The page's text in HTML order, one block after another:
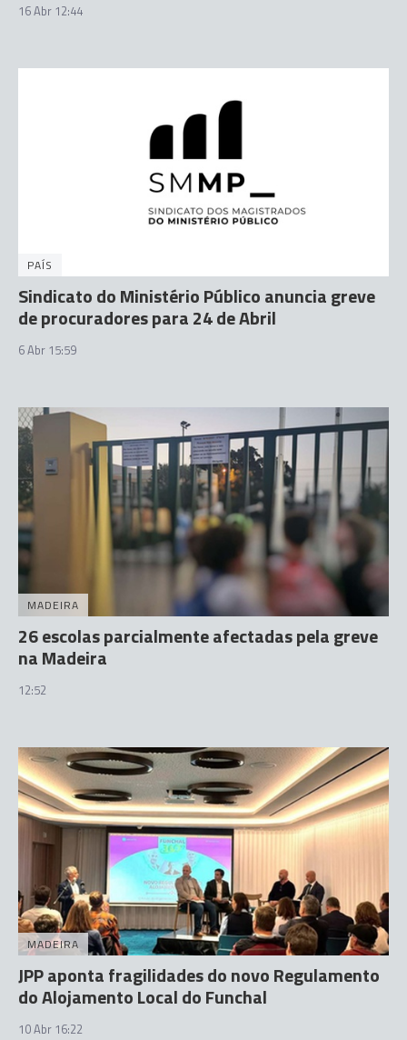
16 Abr 12:44
PAÍS
Sindicato do Ministério Público anuncia greve
de procuradores para 24 de Abril
6 Abr 15:59
MADEIRA
26 escolas parcialmente afectadas pela greve
na Madeira
12:52
MADEIRA
JPP aponta fragilidades do novo Regulamento
do Alojamento Local do Funchal
10 Abr 16:22